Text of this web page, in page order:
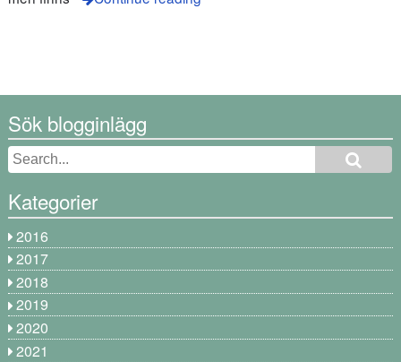
Sök blogginlägg
Kategorier
2016
2017
2018
2019
2020
2021